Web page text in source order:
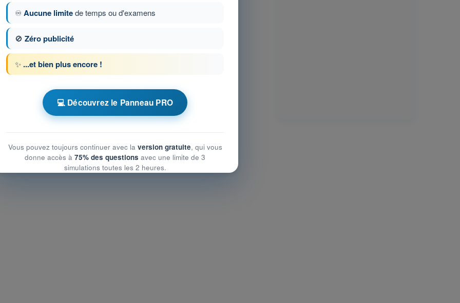
69 sur 96
QCM Drone STS - Examen CATS
♾️Aucune limitede temps ou d'examens
🚫 Zéro publicité
✨ ...et bien plus encore !
💻 Découvrez le Panneau PRO
Vous pouvez toujours continuer avec la version gratuite, qui vous
donne accès à 75% des questions avec une limite de 3
simulations toutes les 2 heures.